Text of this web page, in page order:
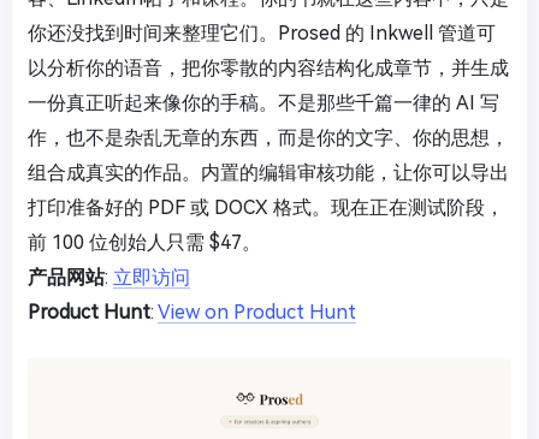
你还没找到时间来整理它们。Prosed 的 Inkwell 管道可
以分析你的语音，把你零散的内容结构化成章节，并生成
一份真正听起来像你的手稿。不是那些千篇一律的 AI 写
作，也不是杂乱无章的东西，而是你的文字、你的思想，
组合成真实的作品。内置的编辑审核功能，让你可以导出
打印准备好的 PDF 或 DOCX 格式。现在正在测试阶段，
前 100 位创始人只需 $47。
产品网站: 立即访问
Product Hunt: View on Product Hunt